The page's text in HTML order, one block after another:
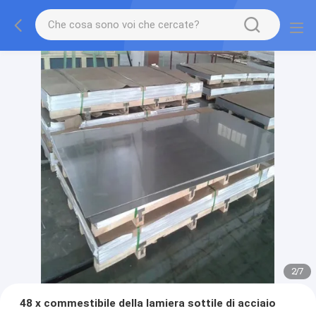
2/7
48 x commestibile della lamiera sottile di acciaio